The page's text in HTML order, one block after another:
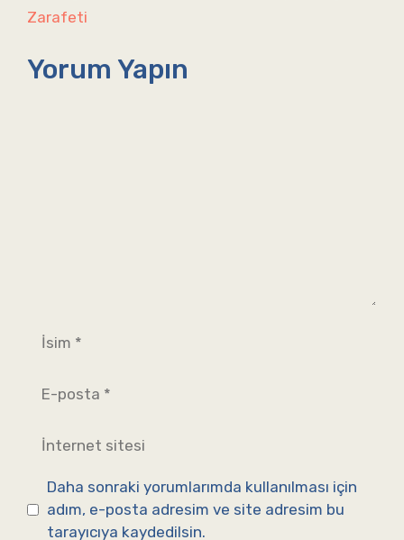
Zarafeti
Yorum Yapın
İsim
posta
İnternet
Daha sonraki yorumlarımda kullanılması için
adım, e-posta adresim ve site adresim bu
tarayıcıya kaydedilsin.